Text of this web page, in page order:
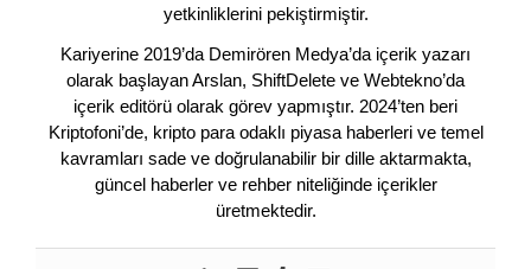
yetkinliklerini pekiştirmiştir.
Kariyerine 2019’da Demirören Medya’da içerik yazarı
olarak başlayan Arslan, ShiftDelete ve Webtekno’da
içerik editörü olarak görev yapmıştır. 2024’ten beri
Kriptofoni’de, kripto para odaklı piyasa haberleri ve temel
kavramları sade ve doğrulanabilir bir dille aktarmakta,
güncel haberler ve rehber niteliğinde içerikler
üretmektedir.